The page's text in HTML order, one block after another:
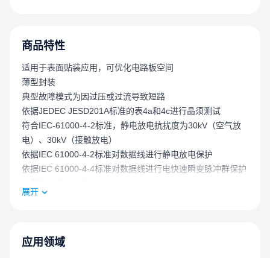
商品特性
适用于表面贴装应用，可优化电路板空间
薄型封装
典型故障模式为因过压或过流导致短路
依据JEDEC JESD201A标准的表4a和4c进行晶须测试
符合IEC-61000-4-2标准，静电放电抗扰度为30kV（空气放
电）、30kV（接触放电）
依据IEC 61000-4-2标准对数据线进行静电放电保护
依据IEC 61000-4-4标准对数据线进行电快速瞬变脉冲群保护
玻璃钝化芯片结
快速响应时间：从0V到最小击穿电压V_BR通常小于1.0ps
展开
应用领域